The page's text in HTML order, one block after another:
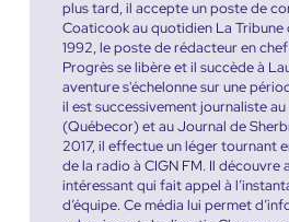
plus tard, il accepte un poste de
Coaticook au quotidien La Tribune
1992, le poste de rédacteur en
Progrès se libère et il succède à
aventure s'échelonne sur une
il est successivement journaliste
(Québecor) et au Journal de
2017, il effectue un léger tournant
de la radio à CIGN FM. Il découvre
intéressant qui fait appel à
d’équipe. Ce média lui permet